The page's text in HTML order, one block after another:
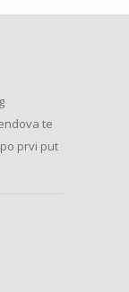
te
prvi put